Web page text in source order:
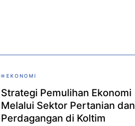
EKONOMI
Strategi Pemulihan Ekonomi
Melalui Sektor Pertanian dan
Perdagangan di Koltim